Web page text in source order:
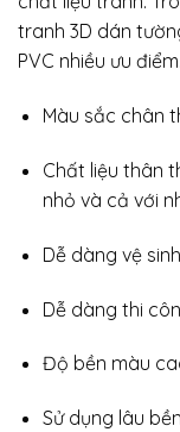
tranh 3D dán
PVC nhiều ưu điểm.
Màu sắc chân
Chất liệu thân
nhỏ và cả với
Dễ dàng vệ
Dễ dàng thi
Độ bền màu
Sử dụng lâu